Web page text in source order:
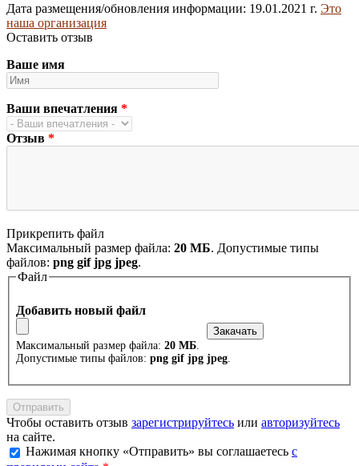
Дата размещения/обновления информации: 19.01.2021 г. Это
наша организация
Оставить отзыв
Ваше имя
Ваши впечатления *
Отзыв *
Прикрепить файл
Максимальный размер файла: 20 МБ. Допустимые типы
файлов: png gif jpg jpeg.
Файл
Добавить новый файл
Максимальный размер файла: 20 МБ
Допустимые типы файлов: png gif jpg jpeg
Чтобы оставить отзыв зарегистрируйтесь или авторизуйтесь
на сайте.
Нажимая кнопку «Отправить» вы соглашаетесь с